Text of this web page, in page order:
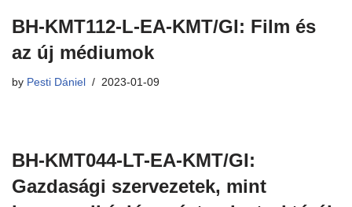
BH-KMT112-L-EA-KMT/GI: Film és
az új médiumok
by Pesti Dániel 2023-01-09
BH-KMT044-LT-EA-KMT/GI:
Gazdasági szervezetek, mint